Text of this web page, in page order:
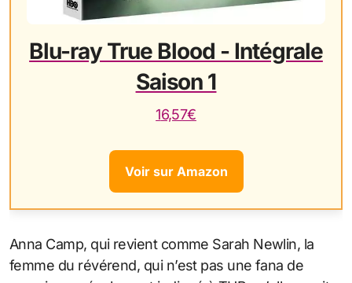
Blu-ray True Blood - Intégrale
Saison 1
16,57€
Voir sur Amazon
Anna Camp, qui revient comme Sarah Newlin, la
femme du révérend, qui n’est pas une fana de